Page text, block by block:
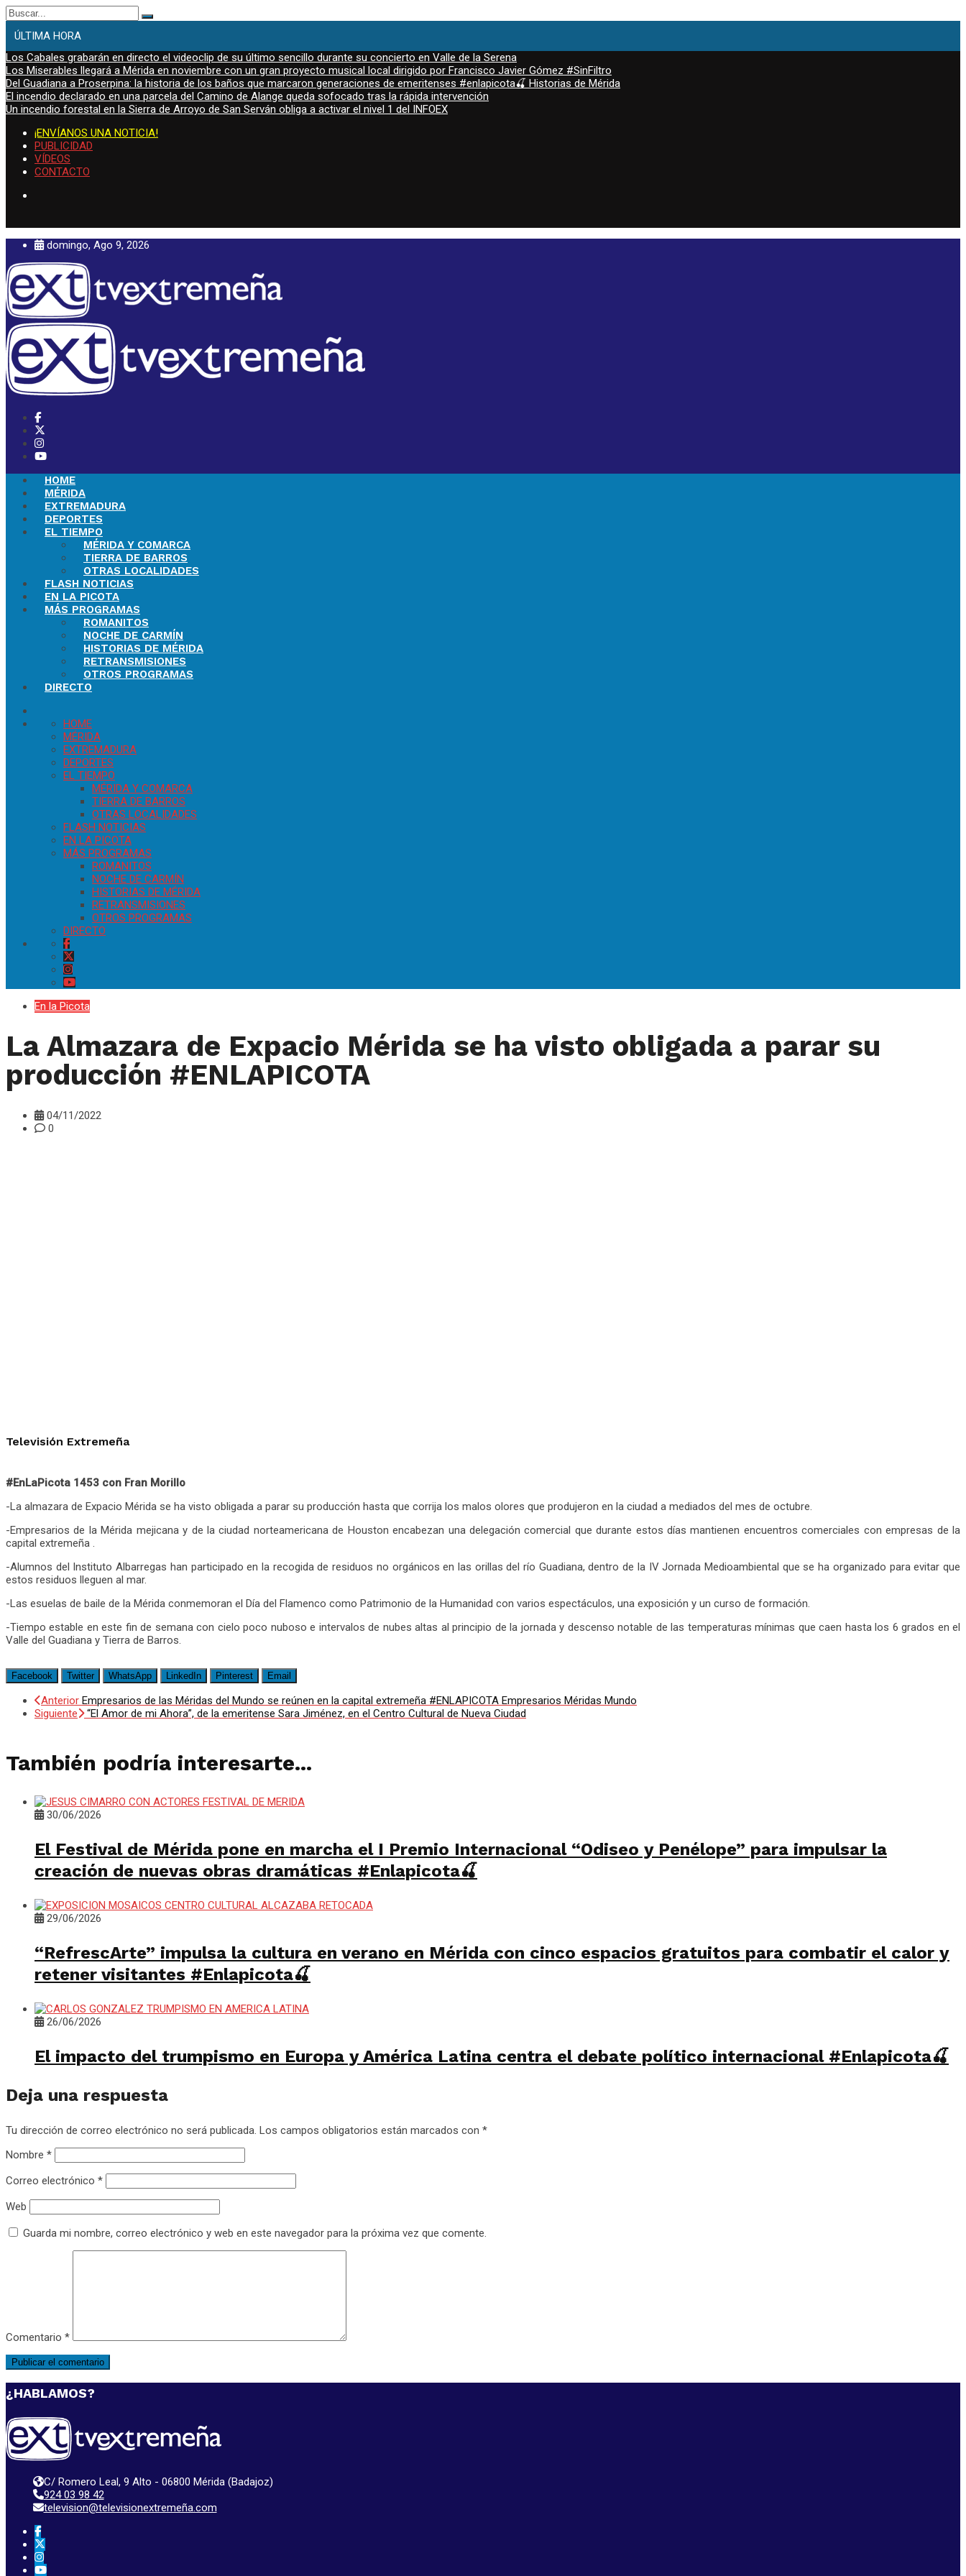
Buscar:
ÚLTIMA HORA
Los Cabales grabarán en directo el videoclip de su último sencillo durante su concierto en Valle de la Serena
Los Miserables llegará a Mérida en noviembre con un gran proyecto musical local dirigido por Francisco Javier Gómez #SinFiltro
Del Guadiana a Proserpina: la historia de los baños que marcaron generaciones de emeritenses #enlapicota🍒 Historias de Mérida
El incendio declarado en una parcela del Camino de Alange queda sofocado tras la rápida intervención
Un incendio forestal en la Sierra de Arroyo de San Serván obliga a activar el nivel 1 del INFOEX
¡ENVÍANOS UNA NOTICIA!
PUBLICIDAD
VÍDEOS
CONTACTO
domingo, Ago 9, 2026
HOME
MÉRIDA
EXTREMADURA
DEPORTES
EL TIEMPO
MÉRIDA Y COMARCA
TIERRA DE BARROS
OTRAS LOCALIDADES
FLASH NOTICIAS
EN LA PICOTA
MÁS PROGRAMAS
ROMANITOS
NOCHE DE CARMÍN
HISTORIAS DE MÉRIDA
RETRANSMISIONES
OTROS PROGRAMAS
DIRECTO
HOME
MÉRIDA
EXTREMADURA
DEPORTES
EL TIEMPO
MÉRIDA Y COMARCA
TIERRA DE BARROS
OTRAS LOCALIDADES
FLASH NOTICIAS
EN LA PICOTA
MÁS PROGRAMAS
ROMANITOS
NOCHE DE CARMÍN
HISTORIAS DE MÉRIDA
RETRANSMISIONES
OTROS PROGRAMAS
DIRECTO
En la Picota
La Almazara de Expacio Mérida se ha visto obligada a parar su
producción #ENLAPICOTA
04/11/2022
0
Televisión Extremeña
#EnLaPicota 1453 con Fran Morillo
-La almazara de Expacio Mérida se ha visto obligada a parar su producción hasta que corrija los malos olores que produjeron en la ciudad a mediados del mes de octubre.
-Empresarios de la Mérida mejicana y de la ciudad norteamericana de Houston encabezan una delegación comercial que durante estos días mantienen encuentros comerciales con empresas de la
capital extremeña .
-Alumnos del Instituto Albarregas han participado en la recogida de residuos no orgánicos en las orillas del río Guadiana, dentro de la IV Jornada Medioambiental que se ha organizado para evitar que
estos residuos lleguen al mar.
-Las esuelas de baile de la Mérida conmemoran el Día del Flamenco como Patrimonio de la Humanidad con varios espectáculos, una exposición y un curso de formación.
-Tiempo estable en este fin de semana con cielo poco nuboso e intervalos de nubes altas al principio de la jornada y descenso notable de las temperaturas mínimas que caen hasta los 6 grados en el
Valle del Guadiana y Tierra de Barros.
Facebook Twitter WhatsApp LinkedIn Pinterest Email
Anterior Empresarios de las Méridas del Mundo se reúnen en la capital extremeña #ENLAPICOTA Empresarios Méridas Mundo
Siguiente
“El Amor de mi Ahora”, de la emeritense Sara Jiménez, en el Centro Cultural de Nueva Ciudad
También podría interesarte...
30/06/2026
El Festival de Mérida pone en marcha el I Premio Internacional “Odiseo y Penélope” para impulsar la
creación de nuevas obras dramáticas #Enlapicota🍒
29/06/2026
“RefrescArte” impulsa la cultura en verano en Mérida con cinco espacios gratuitos para combatir el calor y
retener visitantes #Enlapicota🍒
26/06/2026
El impacto del trumpismo en Europa y América Latina centra el debate político internacional #Enlapicota🍒
Deja una respuesta
Tu dirección de correo electrónico no será publicada. Los campos obligatorios están marcados con *
Nombre *
Correo electrónico *
Web
Guarda mi nombre, correo electrónico y web en este navegador para la próxima vez que comente.
Comentario *
¿HABLAMOS?
C/ Romero Leal, 9 Alto - 06800 Mérida (Badajoz)
924 03 98 42
television@televisionextremeña.com